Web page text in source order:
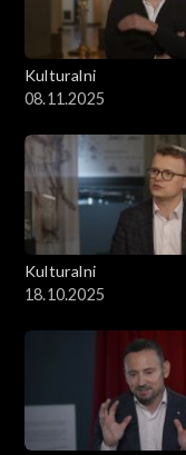
Kulturalni
08.11.2025
Kulturalni
18.10.2025